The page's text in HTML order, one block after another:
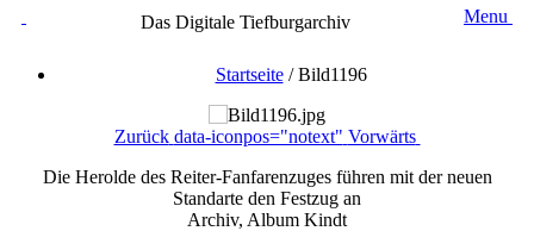
Das Digitale Tiefburgarchiv Menu
Startseite/Bild1196
Zurück data-iconpos="notext" Vorwärts
Die Herolde des Reiter-Fanfarenzuges führen mit der neuen
Standarte den Festzug an
Archiv, Album Kindt